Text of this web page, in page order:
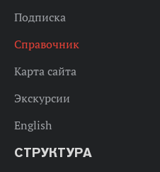
Подписка
Справочник
Карта сайта
Экскурсии
English
СТРУКТУРА